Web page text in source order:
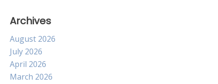
Archives
August 2026
July 2026
April 2026
March 2026